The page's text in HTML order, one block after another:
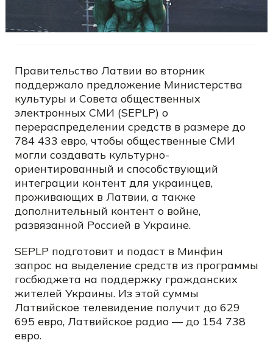
Правительство Латвии во вторник
поддержало предложение Министерства
культуры и Совета общественных
электронных СМИ (SEPLP) о
перераспределении средств в размере до
784 433 евро, чтобы общественные СМИ
могли создавать культурно-
ориентированный и способствующий
интеграции контент для украинцев,
проживающих в Латвии, а также
дополнительный контент о войне,
развязанной Россией в Украине.
SEPLP подготовит и подаст в Минфин
запрос на выделение средств из программы
госбюджета на поддержку гражданских
жителей Украины. Из этой суммы
Латвийское телевидение получит до 629
695 евро, Латвийское радио — до 154 738
евро.